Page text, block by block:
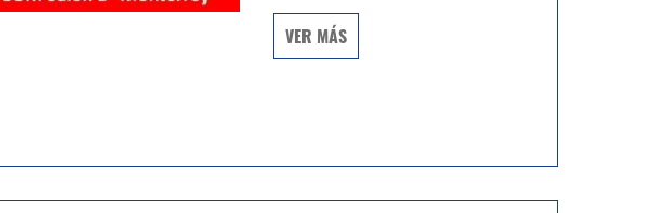
VER MÁS